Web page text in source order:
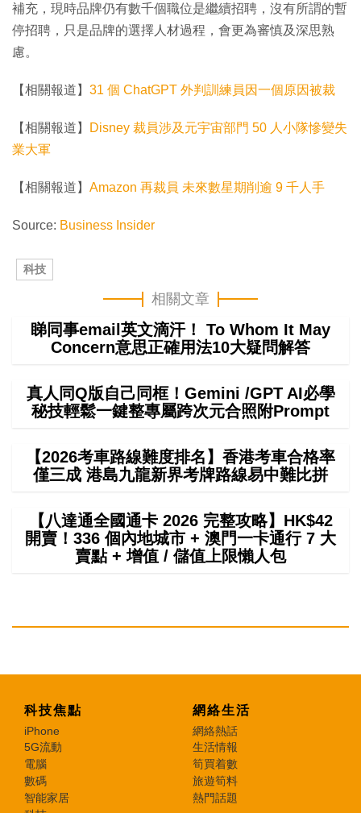
補充，現時品牌仍有數千個職位是繼續招聘，沒有所謂的暫
停招聘，只是品牌的選擇人材過程，會更為審慎及深思熟
慮。
【相關報道】 31 個 ChatGPT 外判訓練員因一個原因被裁
【相關報道】
Disney 裁員涉及元宇宙部門 50 人小隊慘變失
業大軍
【相關報道】 Amazon 再裁員 未來數星期削逾 9 千人手
Source: Business Insider
科技
相關文章
睇同事email英文滴汗！ To Whom It May
Concern意思正確用法10大疑問解答
真人同Q版自己同框！Gemini /GPT AI必學
秘技輕鬆一鍵整專屬跨次元合照附Prompt
【2026考車路線難度排名】香港考車合格率
僅三成 港島九龍新界考牌路線易中難比拼
【八達通全國通卡 2026 完整攻略】HK$42
開賣！336 個內地城市 + 澳門一卡通行 7 大
賣點 + 增值 / 儲值上限懶人包
科技焦點
iPhone
5G流動
電腦
數碼
智能家居
網絡生活
網絡熱話
生活情報
筍買着數
旅遊筍料
熱門話題